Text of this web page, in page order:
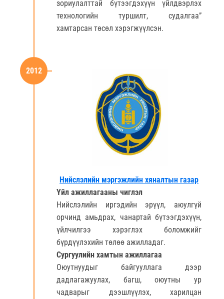
зориулалттай бүтээгдэхүүн үйлдвэрлэх
технологийн туршилт, судалгаа”
хамтарсан төсөл хэрэгжүүлсэн.
2012
Нийслэлийн мэргэжлийн хяналтын газар
Үйл ажиллагааны чиглэл
Нийслэлийн иргэдийн эрүүл, аюулгүй
орчинд амьдрах, чанартай бүтээгдэхүүн,
үйлчилгээ хэрэглэх боломжийг
бүрдүүлэхийн төлөө ажилладаг.
Сургуулийн хамтын ажиллагаа
Оюутнуудыг байгууллага дээр
дадлагажуулах, багш, оюутны ур
чадварыг дээшлүүлэх, харилцан